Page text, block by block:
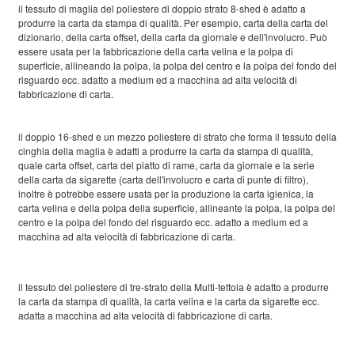
il tessuto di maglia del poliestere di doppio strato 8-shed è adatto a
produrre la carta da stampa di qualità. Per esempio, carta della carta del
dizionario, della carta offset, della carta da giornale e dell'involucro. Può
essere usata per la fabbricazione della carta velina e la polpa di
superficie, allineando la polpa, la polpa del centro e la polpa del fondo del
risguardo ecc. adatto a medium ed a macchina ad alta velocità di
fabbricazione di carta.
il doppio 16-shed e un mezzo poliestere di strato che forma il tessuto della
cinghia della maglia è adatti a produrre la carta da stampa di qualità,
quale carta offset, carta del piatto di rame, carta da giornale e la serie
della carta da sigarette (carta dell'involucro e carta di punte di filtro),
inoltre è potrebbe essere usata per la produzione la carta igienica, la
carta velina e della polpa della superficie, allineante la polpa, la polpa del
centro e la polpa del fondo del risguardo ecc. adatto a medium ed a
macchina ad alta velocità di fabbricazione di carta.
il tessuto del poliestere di tre-strato della Multi-tettoia è adatto a produrre
la carta da stampa di qualità, la carta velina e la carta da sigarette ecc.
adatta a macchina ad alta velocità di fabbricazione di carta.